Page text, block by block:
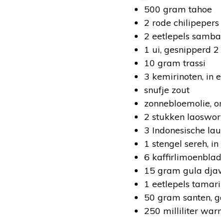
500 gram tahoe
2 rode chilipepers
2 eetlepels
1 ui, gesnipperd
10 gram trassi
3 kemirinoten, in
snufje zout
zonnebloemolie,
2 stukken
3 Indonesische
1 stengel sereh,
6
15 gram gula
1 eetlepels
50 gram santen,
250 milliliter